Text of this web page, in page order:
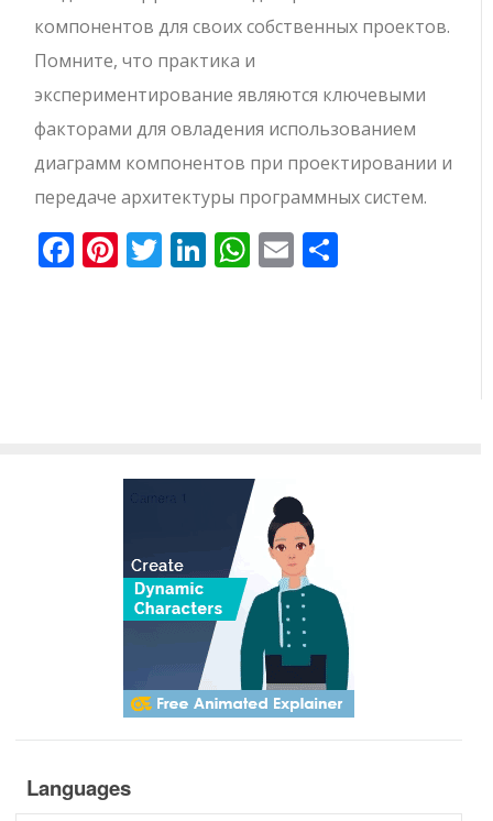
компонентов для своих собственных проектов.
Помните, что практика и
экспериментирование являются ключевыми
факторами для овладения использованием
диаграмм компонентов при проектировании и
передаче архитектуры программных систем.
Facebook
Pinterest
Twitter
LinkedIn
WhatsApp
Email
Languages